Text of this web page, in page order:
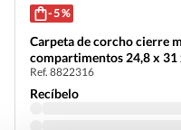
- 5 %
Carpeta de corcho cierre
compartimentos 24,8 x 31
Ref. 8822316
Recíbelo